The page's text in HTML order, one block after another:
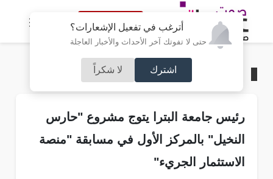
أترغب في تفعيل الإشعارات؟
حتى لا تفوتك آخر الأحداث والأخبار العاجلة
اشترك لا شكراً
النسخة الكاملة
جامعات
رئيس جامعة البترا يتوج مشروع "حارس
النخيل" بالمركز الأول في مسابقة "منصة
الاستثمار الجريء"